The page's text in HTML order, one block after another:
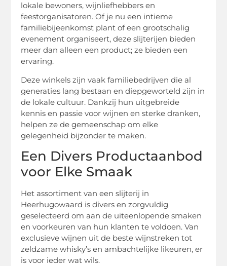
lokale bewoners, wijnliefhebbers en
feestorganisatoren. Of je nu een intieme
familiebijeenkomst plant of een grootschalig
evenement organiseert, deze slijterijen bieden
meer dan alleen een product; ze bieden een
ervaring.
Deze winkels zijn vaak familiebedrijven die al
generaties lang bestaan en diepgeworteld zijn in
de lokale cultuur. Dankzij hun uitgebreide
kennis en passie voor wijnen en sterke dranken,
helpen ze de gemeenschap om elke
gelegenheid bijzonder te maken.
Een Divers Productaanbod
voor Elke Smaak
Het assortiment van een slijterij in
Heerhugowaard is divers en zorgvuldig
geselecteerd om aan de uiteenlopende smaken
en voorkeuren van hun klanten te voldoen. Van
exclusieve wijnen uit de beste wijnstreken tot
zeldzame whisky’s en ambachtelijke likeuren, er
is voor ieder wat wils.